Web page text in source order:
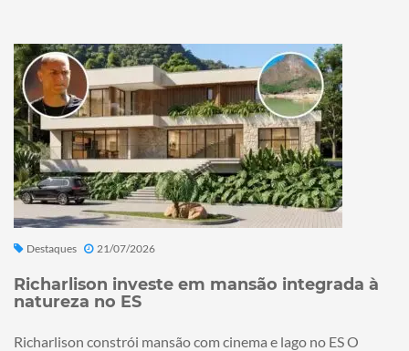
Destaques 21/07/2026
Richarlison investe em mansão integrada à
natureza no ES
Richarlison constrói mansão com cinema e lago no ES O